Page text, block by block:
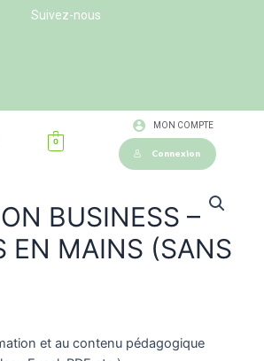
Suivez-nous
0
MON COMPTE
Connexion
BUSINESS –
EN MAINS (SANS
et au contenu pédagogique